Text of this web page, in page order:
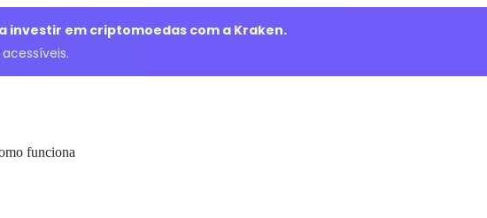
investir em criptomoedas com a Kraken.
funciona